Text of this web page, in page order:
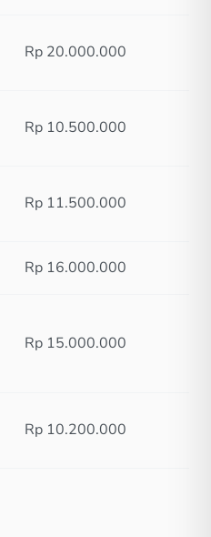
Rp 20.000.000
Rp 10.500.000
Rp 11.500.000
Rp 16.000.000
Rp 15.000.000
Rp 10.200.000